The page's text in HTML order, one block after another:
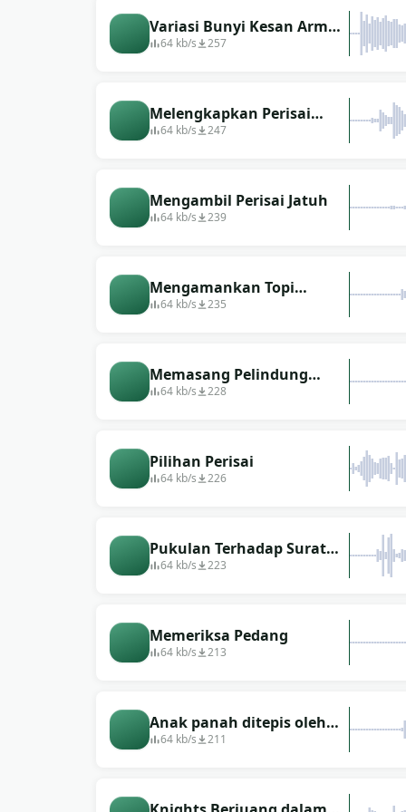
Variasi Bunyi Kesan Armor
untuk Penyuntingan
64 kb/s 257
Melengkapkan Perisai
Separa
64 kb/s 247
Mengambil Perisai Jatuh
64 kb/s 239
Mengamankan Topi
Keledar Logam
64 kb/s 235
Memasang Pelindung
Dada
64 kb/s 228
Pilihan Perisai
64 kb/s 226
Pukulan Terhadap Surat
Berantai
64 kb/s 223
Memeriksa Pedang
64 kb/s 213
Anak panah ditepis oleh
Armor
64 kb/s 211